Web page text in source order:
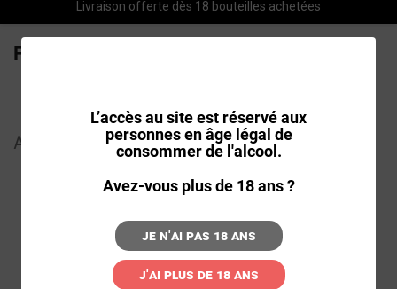
L’accès au site est réservé aux
personnes en âge légal de
consommer de l'alcool.
Avez-vous plus de 18 ans ?
Je n'ai pas 18 ans
J'ai plus de 18 ans
Livraison offerte dès 18 bouteilles achetées
FILTRE
Affichage 1-1 de 1 article(s)